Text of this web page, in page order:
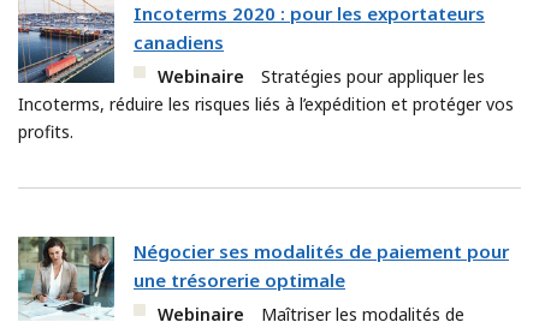
Incoterms 2020 : pour les exportateurs
canadiens
Webinaire
Stratégies pour appliquer les
Incoterms, réduire les risques liés à l’expédition et protéger vos
profits.
Négocier ses modalités de paiement pour
une trésorerie optimale
Webinaire
Maîtriser les modalités de